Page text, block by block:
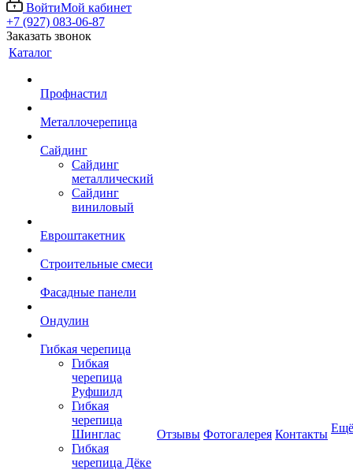
ВойтиМой кабинет
+7 (927) 083-06-87
Заказать звонок
Каталог
Профнастил
Металлочерепица
Сайдинг
Сайдинг
металлический
Сайдинг
виниловый
Евроштакетник
Строительные смеси
Фасадные панели
Ондулин
Гибкая черепица
Гибкая
черепица
Руфшилд
Гибкая
черепица
Шинглас
Гибкая
черепица Дёке
Отзывы Фотогалерея Контакты Ещё